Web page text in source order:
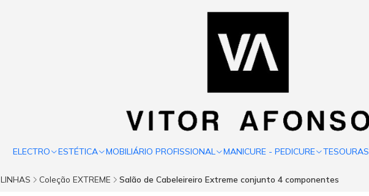
ELECTRO ESTÉTICA MOBILIÁRIO PROFISSIONAL MANICURE - PEDICURE TESOURAS
LINHAS Coleção EXTREME Salão de Cabeleireiro Extreme conjunto 4 componentes